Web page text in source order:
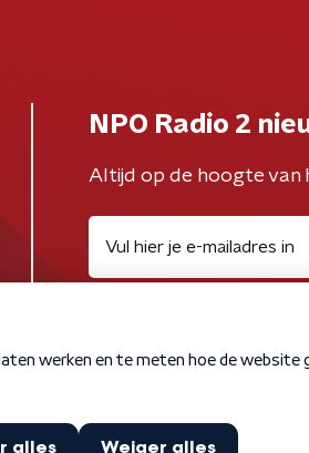
NPO Radio 2
Altijd op de hoogte van